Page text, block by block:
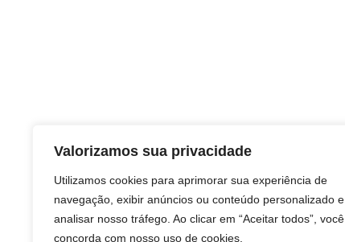
Valorizamos sua privacidade
Utilizamos cookies para aprimorar sua experiência de
navegação, exibir anúncios ou conteúdo personalizado e
analisar nosso tráfego. Ao clicar em “Aceitar todos”, você
concorda com nosso uso de cookies.